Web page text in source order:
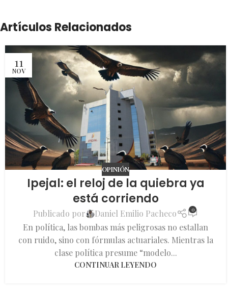
Artículos Relacionados
11
NOV
OPINIÓN
Ipejal: el reloj de la quiebra ya
está corriendo
Publicado por Daniel Emilio Pacheco 0
En política, las bombas más peligrosas no estallan
con ruido, sino con fórmulas actuariales. Mientras la
clase política presume “modelo...
CONTINUAR LEYENDO